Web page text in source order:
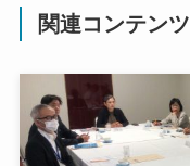
関連コンテンツ